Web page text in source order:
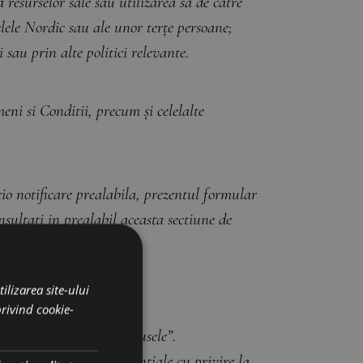
Nordic sau ale unor terțe persoane;
sau prin alte politici relevante.
si Conditii, precum și celelalte
notificare prealabila, prezentul formular
in prealabil aceasta sectiune de
si Conditii, „Produsele”.
site-ului
cookie-